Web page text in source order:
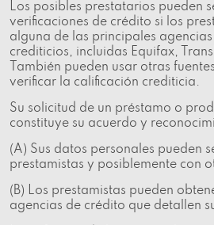
Los posibles prestatarios pueden
verificaciones de crédito si los
alguna de las principales
crediticios, incluidas Equifax,
También pueden usar otras
verificar la calificación crediticia.
Su solicitud de un préstamo o
constituye su acuerdo y
(A) Sus datos personales pueden
prestamistas y posiblemente con
(B) Los prestamistas pueden
agencias de crédito que detallen